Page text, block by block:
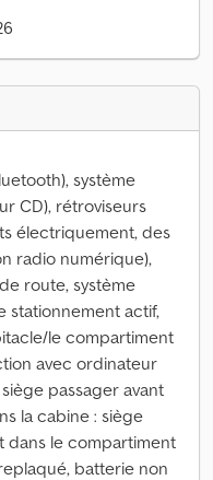
système
CD), rétroviseurs
électriquement, des
radio numérique),
route, système
stationnement actif,
le compartiment
avec ordinateur
passager avant
la cabine : siège
le compartiment
batterie non